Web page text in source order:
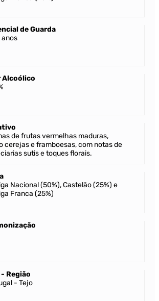
de Guarda
anos
Alcoólico
de frutas vermelhas maduras,
cerejas e framboesas, com notas de
sutis e toques florais.
Nacional (50%), Castelão (25%) e
Franca (25%)
- Região
- Tejo